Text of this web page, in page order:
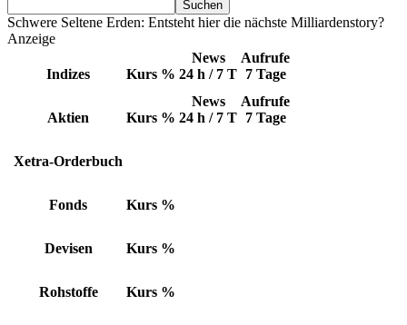
Schwere Seltene Erden: Entsteht hier die nächste Milliardenstory?
Anzeige
Indizes Kurs %
News
24 h / 7 T
Aufrufe
7 Tage
Aktien Kurs %
News
24 h / 7 T
Aufrufe
7 Tage
Xetra-Orderbuch
Fonds Kurs %
Devisen Kurs %
Rohstoffe Kurs %